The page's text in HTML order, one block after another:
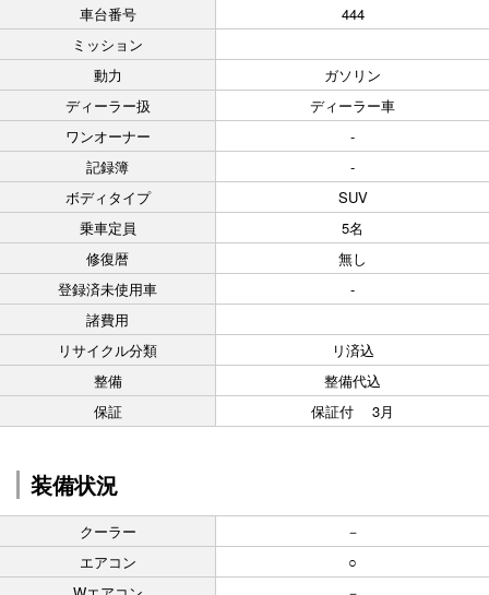
車台番号
444
ミッション
動力
ガソリン
ディーラー扱
ディーラー車
ワンオーナー
-
記録簿
-
ボディタイプ
SUV
乗車定員
5名
修復暦
無し
登録済未使用車
-
諸費用
リサイクル分類
リ済込
整備
整備代込
保証
保証付 3月
装備状況
クーラー
－
エアコン
○